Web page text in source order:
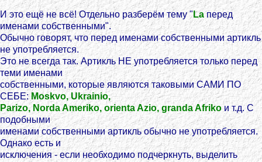
И это ещё не всё! Отдельно разберём тему "Laперед
именами собственными".
Обычно говорят, что перед именами собственными артикль
не употребляется.
Это не всегда так. Артикль НЕ употребляется только перед
теми именами
собственными, которые являются таковыми САМИ ПО
СЕБЕ:Moskvo, Ukrainio,
Parizo, Norda Ameriko, orienta Azio, granda Afrikoи т.д. С
подобными
именами собственными артикль обычно не употребляется.
Однако есть и
исключения - если необходимо подчеркнуть, выделить